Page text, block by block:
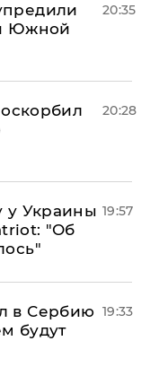
Южной
20:35
20:28
у Украины
"Об
19:57
в Сербию
будут
19:33